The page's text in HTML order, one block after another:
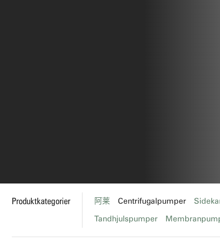
Produktkategorier 阿莱 Centrifugalpumper
Tandhjulspumper